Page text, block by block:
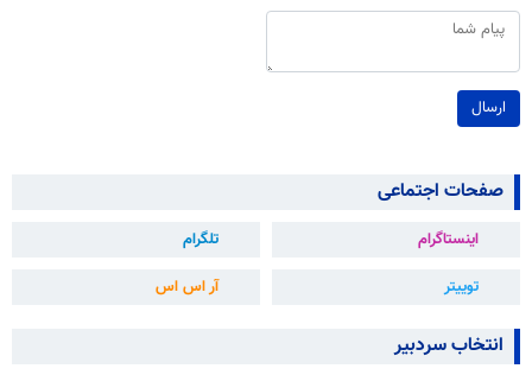
ارسال
صفحات اجتماعی
اینستاگرام
تلگرام
توییتر
آر اس اس
انتخاب سردبیر